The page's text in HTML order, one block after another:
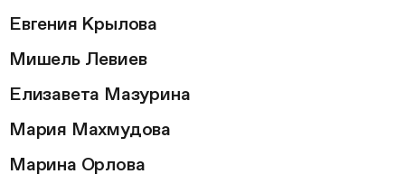
Евгения Крылова
Мишель Левиев
Елизавета Мазурина
Мария Махмудова
Марина Орлова